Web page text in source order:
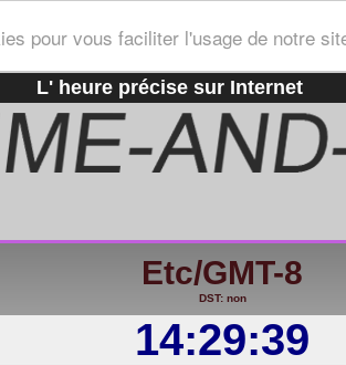
pour vous faciliter l'usage de notre
L' heure précise sur Internet
Etc/GMT-8
DST: non
14:29:39